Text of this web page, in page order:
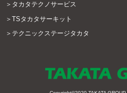
タカタテクノサービス
TSタカタサーキット
テクニックステージタカタ